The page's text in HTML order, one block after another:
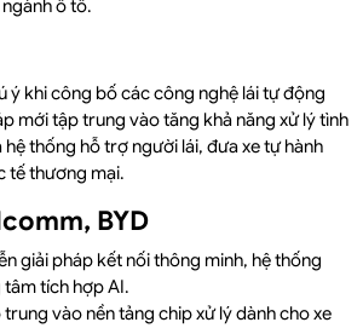
ô tô.
ý khi công bố các công nghệ lái tự động
mới tập trung vào tăng khả năng xử lý tình
thống hỗ trợ người lái, đưa xe tự hành
tế thương mại.
BYD
giải pháp kết nối thông minh, hệ thống
tích hợp AI.
trung vào nền tảng chip xử lý dành cho xe